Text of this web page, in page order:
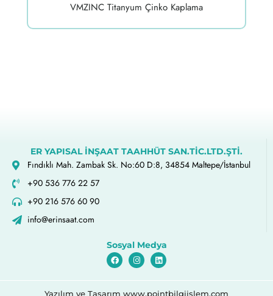
VMZINC Titanyum Çinko Kaplama
ER YAPISAL İNŞAAT TAAHHÜT SAN.TİC.LTD.ŞTİ.
Fındıklı Mah. Zambak Sk. No:60 D:8, 34854 Maltepe/İstanbul
+90 536 776 22 57
+90 216 576 60 90
info@erinsaat.com
Sosyal Medya
Yazılım ve Tasarım www.pointbilgiislem.com